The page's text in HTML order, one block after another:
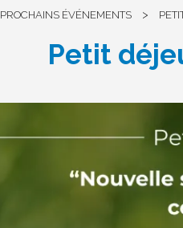
PROCHAINS ÉVÉNEMENTS >
Petit